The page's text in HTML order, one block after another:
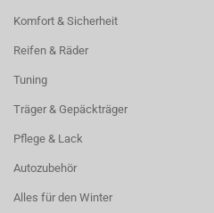
Komfort & Sicherheit
Reifen & Räder
Tuning
Träger & Gepäckträger
Pflege & Lack
Autozubehör
Alles für den Winter